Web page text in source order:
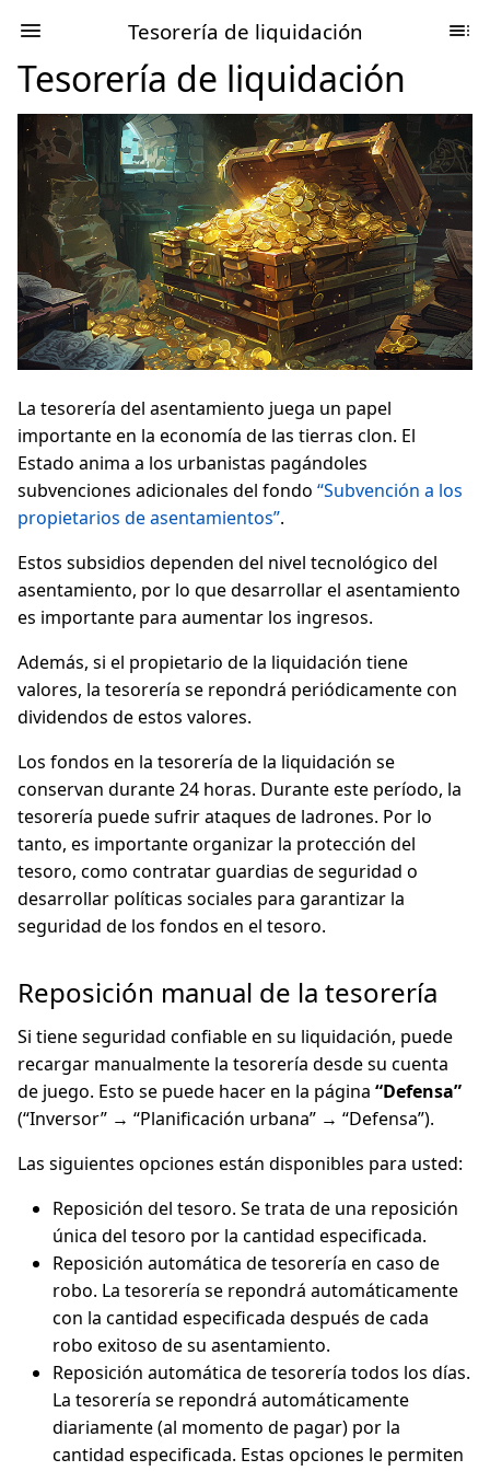
Tesorería de liquidación
Tesorería de liquidación
La tesorería del asentamiento juega un papel
importante en la economía de las tierras clon. El
Estado anima a los urbanistas pagándoles
subvenciones adicionales del fondo “Subvención a los
propietarios de asentamientos”.
Estos subsidios dependen del nivel tecnológico del
asentamiento, por lo que desarrollar el asentamiento
es importante para aumentar los ingresos.
Además, si el propietario de la liquidación tiene
valores, la tesorería se repondrá periódicamente con
dividendos de estos valores.
Los fondos en la tesorería de la liquidación se
conservan durante 24 horas. Durante este período, la
tesorería puede sufrir ataques de ladrones. Por lo
tanto, es importante organizar la protección del
tesoro, como contratar guardias de seguridad o
desarrollar políticas sociales para garantizar la
seguridad de los fondos en el tesoro.
Reposición manual de la tesorería
Si tiene seguridad confiable en su liquidación, puede
recargar manualmente la tesorería desde su cuenta
de juego. Esto se puede hacer en la página “Defensa”
(“Inversor” → “Planificación urbana” → “Defensa”).
Las siguientes opciones están disponibles para usted:
Reposición del tesoro. Se trata de una reposición
única del tesoro por la cantidad especificada.
Reposición automática de tesorería en caso de
robo. La tesorería se repondrá automáticamente
con la cantidad especificada después de cada
robo exitoso de su asentamiento.
Reposición automática de tesorería todos los días.
La tesorería se repondrá automáticamente
diariamente (al momento de pagar) por la
cantidad especificada. Estas opciones le permiten